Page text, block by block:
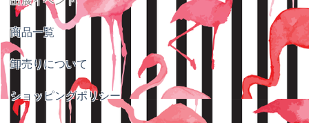
商品一覧
卸売りについて
ショッピングポリシー